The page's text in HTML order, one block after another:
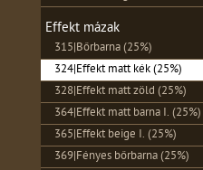
Effekt mázak
315|Bőrbarna (25%)
324|Effekt matt kék (25%)
328|Effekt matt zöld (25%)
364|Effekt matt barna I. (25%)
365|Effekt beige I. (25%)
369|Fényes bőrbarna (25%)